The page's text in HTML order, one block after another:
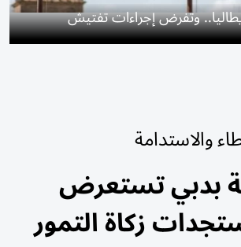
وتفرض إجراءات تفتيش
والاستدامة
بدبي تستعرض
زكاة التمور